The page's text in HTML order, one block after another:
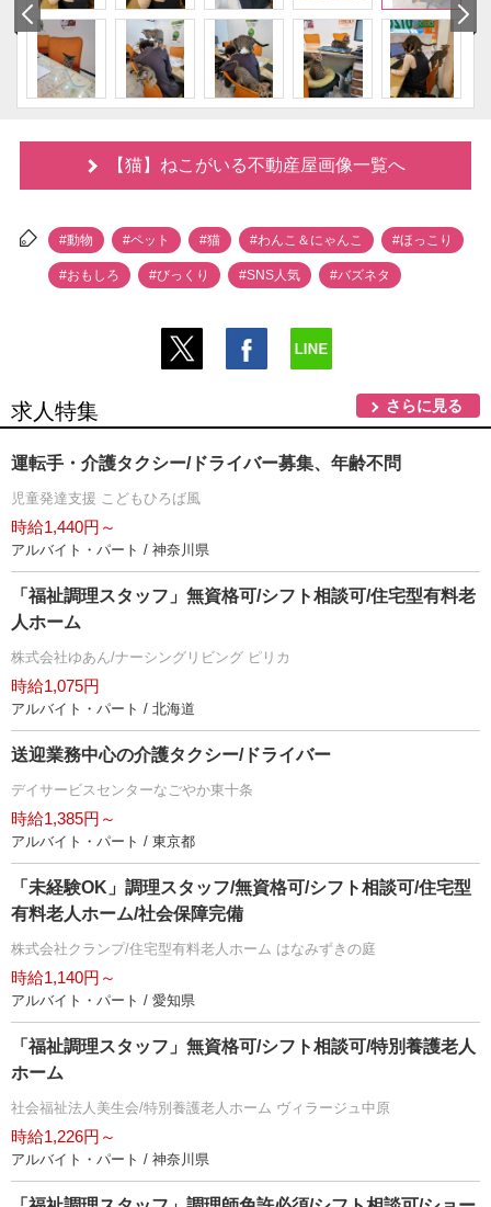
【猫】ねこがいる不動産屋画像一覧へ
#動物 #ペット #猫 #わんこ＆にゃんこ #ほっこり
#おもしろ #びっくり #SNS人気 #バズネタ
求人特集 さらに見る
運転手・介護タクシー/ドライバー募集、年齢不問
児童発達支援 こどもひろば風
時給1,440円～
アルバイト・パート / 神奈川県
「福祉調理スタッフ」無資格可/シフト相談可/住宅型有料老
人ホーム
株式会社ゆあん/ナーシングリビング ピリカ
時給1,075円
アルバイト・パート / 北海道
送迎業務中心の介護タクシー/ドライバー
デイサービスセンターなごやか東十条
時給1,385円～
アルバイト・パート / 東京都
「未経験OK」調理スタッフ/無資格可/シフト相談可/住宅型
有料老人ホーム/社会保障完備
株式会社クランプ/住宅型有料老人ホーム はなみずきの庭
時給1,140円～
アルバイト・パート / 愛知県
「福祉調理スタッフ」無資格可/シフト相談可/特別養護老人
ホーム
社会福祉法人美生会/特別養護老人ホーム ヴィラージュ中原
時給1,226円～
アルバイト・パート / 神奈川県